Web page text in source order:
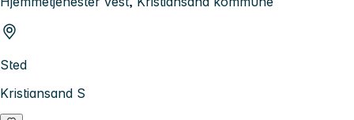
Sted
Kristiansand S